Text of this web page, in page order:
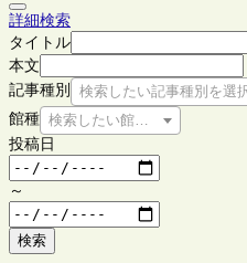
詳細検索
タイトル
本文
記事種別
検索したい記事種別を選
館種 検索したい館種を選択してくだ
投稿日
～
検索